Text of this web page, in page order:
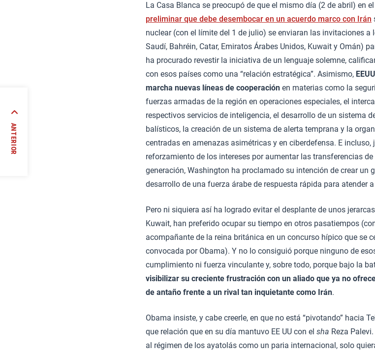
La Casa Blanca se preocupó de que el mismo día (2 de abril) en
preliminar que debe desembocar en un acuerdo marco con Irán
nuclear (con el límite del 1 de julio) se enviaran las invitaciones a
Saudí, Bahréin, Catar, Emiratos Árabes Unidos, Kuwait y Omán)
ha procurado revestir la iniciativa de un lenguaje solemne,
con esos países como una “relación estratégica”. Asimismo,
marcha nuevas líneas de cooperación en materias como la
fuerzas armadas de la región en operaciones especiales, el
respectivos servicios de inteligencia, el desarrollo de un sistema
balísticos, la creación de un sistema de alerta temprana y la
centradas en amenazas asimétricas y en ciberdefensa. E
reforzamiento de los intereses por aumentar las transferencias
generación, Washington ha proclamado su intención de crear un
desarrollo de una fuerza árabe de respuesta rápida para atender
Pero ni siquiera así ha logrado evitar el desplante de unos
Kuwait, han preferido ocupar su tiempo en otros pasatiempos
acompañante de la reina británica en un concurso hípico que se
convocada por Obama). Y no lo consiguió porque ninguno de
cumplimiento ni fuerza vinculante y, sobre todo, porque bajo la
visibilizar su creciente frustración con un aliado que ya no
de antaño frente a un rival tan inquietante como Irán.
Obama insiste, y cabe creerle, en que no está “pivotando” hacia
que relación que en su día mantuvo EE UU con el sha Reza
al régimen de los ayatolás como un paria internacional, solo
ANTERIOR